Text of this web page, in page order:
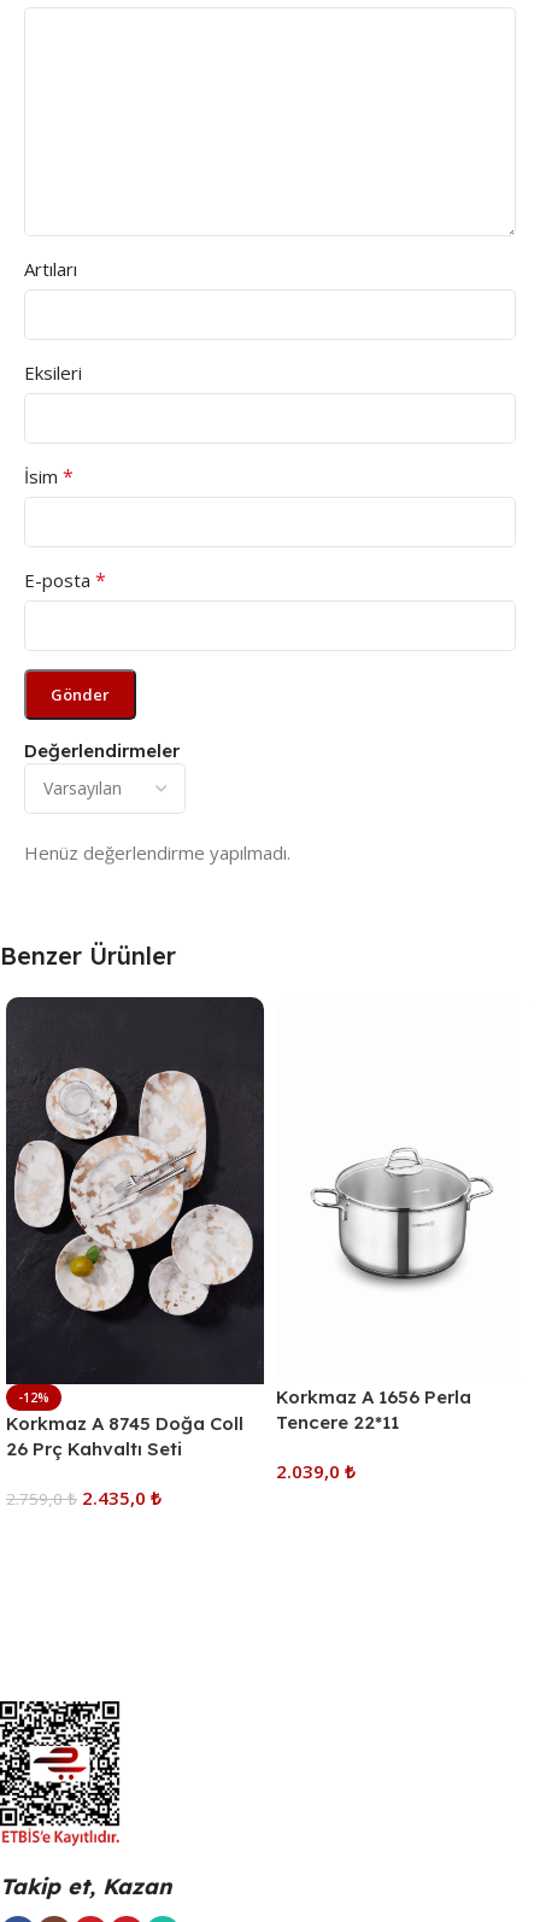
Değerlendirmeler
Henüz değerlendirme yapılmadı.
Artıları
Eksileri
İsim *
E-posta *
Benzer Ürünler
-12%
Korkmaz A 8745 Doğa Coll
26 Prç Kahvaltı Seti
2.759,0₺ 2.435,0 ₺
Korkmaz A 1656 Perla
Tencere 22*11
2.039,0 ₺
Takip et, Kazan